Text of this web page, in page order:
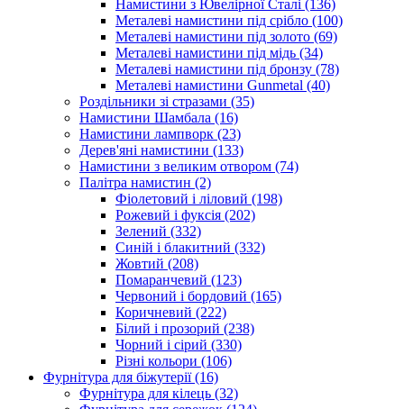
Намистини з Ювелірної Сталі (136)
Металеві намистини під срібло (100)
Металеві намистини під золото (69)
Металеві намистини під мідь (34)
Металеві намистини під бронзу (78)
Металеві намистини Gunmetal (40)
Роздільники зі стразами (35)
Намистини Шамбала (16)
Намистини лампворк (23)
Дерев'яні намистини (133)
Намистини з великим отвором (74)
Палітра намистин (2)
Фіолетовий і ліловий (198)
Рожевий і фуксія (202)
Зелений (332)
Синій і блакитний (332)
Жовтий (208)
Помаранчевий (123)
Червоний і бордовий (165)
Коричневий (222)
Білий і прозорий (238)
Чорний і сірий (330)
Різні кольори (106)
Фурнітура для біжутерії(16)
Фурнітура для кілець (32)